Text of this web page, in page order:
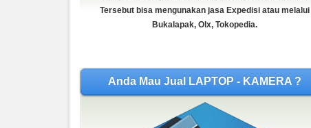
Tersebut bisa mengunakan jasa Expedisi atau melalui
Bukalapak, Olx, Tokopedia.
Anda Mau Jual LAPTOP - KAMERA ?